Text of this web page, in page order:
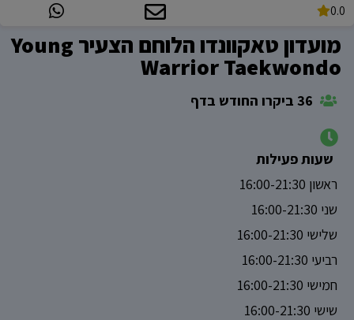
0.0
מועדון טאקוונדו הלוחם הצעיר Young
Warrior Taekwondo
שעות פעילות
ראשון 16:00-21:30
שני 16:00-21:30
שלישי 16:00-21:30
רביעי 16:00-21:30
חמישי 16:00-21:30
שישי 16:00-21:30